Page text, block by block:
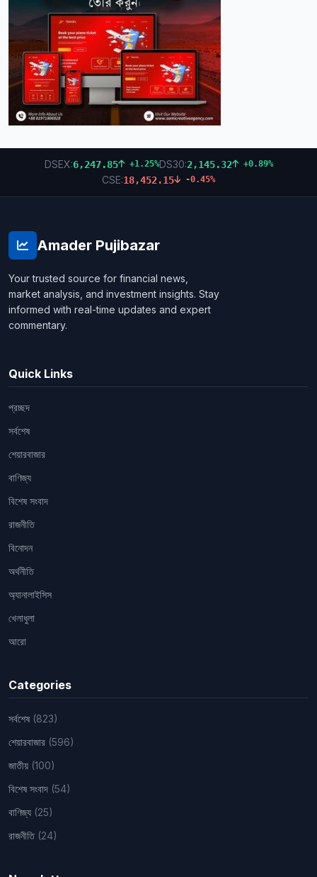
DSEX:6,247.85 +1.25%DS30:2,145.32 +0.89%
CSE:18,452.15 -0.45%
Amader Pujibazar
Your trusted source for financial news,
market analysis, and investment insights. Stay
informed with real-time updates and expert
commentary.
Quick Links
প্রচ্ছদ
সর্বশেষ
শেয়ারবাজার
বাণিজ্য
বিশেষ সংবাদ
রাজনীতি
বিনোদন
অর্থনীতি
অ্যানালাইসিস
খেলাধুলা
আরো
Categories
সর্বশেষ (823)
শেয়ারবাজার (596)
জাতীয় (100)
বিশেষ সংবাদ (54)
বাণিজ্য (25)
রাজনীতি (24)